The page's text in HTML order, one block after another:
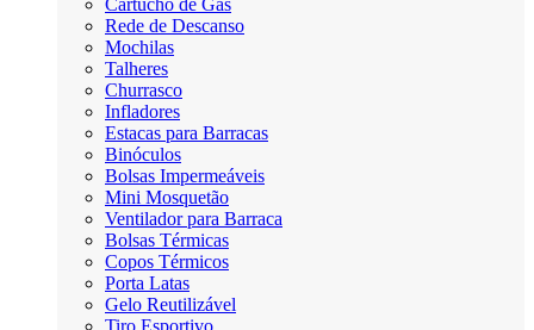
Cartucho de Gás
Rede de Descanso
Mochilas
Talheres
Churrasco
Infladores
Estacas para Barracas
Binóculos
Bolsas Impermeáveis
Mini Mosquetão
Ventilador para Barraca
Bolsas Térmicas
Copos Térmicos
Porta Latas
Gelo Reutilizável
Tiro Esportivo